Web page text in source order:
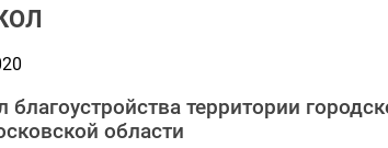
территории
области